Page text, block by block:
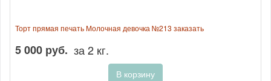
Торт прямая печать Молочная девочка №213 заказать
5 000 руб. за 2 кг.
В корзину